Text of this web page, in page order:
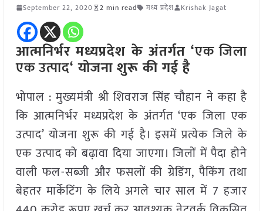
September 22, 2020 2 min read मध्य प्रदेश Krishak Jagat
आत्मनिर्भर मध्यप्रदेश के अंतर्गत ‘एक जिला
एक उत्पाद‘ योजना शुरू की गई है
भोपाल : मुख्यमंत्री श्री शिवराज सिंह चौहान ने कहा है
कि आत्मनिर्भर मध्यप्रदेश के अंतर्गत ‘एक जिला एक
उत्पाद’ योजना शुरू की गई है। इसमें प्रत्येक जिले के
एक उत्पाद को बढ़ावा दिया जाएगा। जिलों में पैदा होने
वाली फल-सब्जी और फसलों की ग्रेडिंग, पैकिंग तथा
बेहतर मार्केटिंग के लिये अगले चार साल में 7 हजार